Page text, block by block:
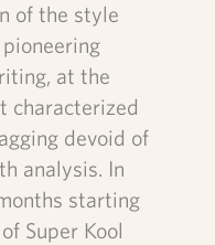
of the style
at the
characterized
devoid of
analysis. In
starting
Super Kool